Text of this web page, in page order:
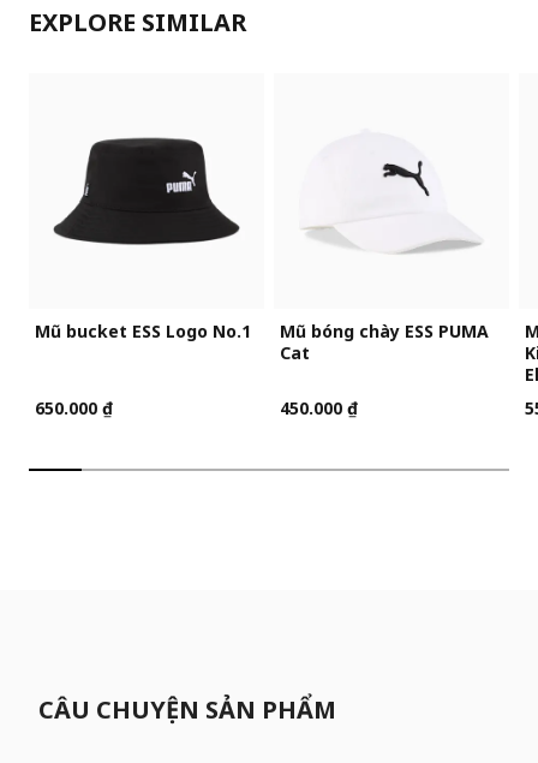
EXPLORE SIMILAR
Mũ bucket ESS Logo No.1
650.000 ₫
Mũ bóng chày ESS PUMA
Cat
450.000 ₫
CÂU CHUYỆN SẢN PHẨM